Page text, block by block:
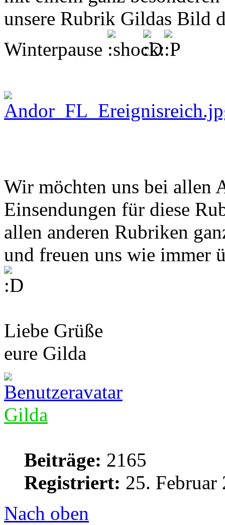
unsere Rubrik Gildas Bild
Winterpause
Wir möchten uns bei allen
Einsendungen für diese
allen anderen Rubriken
und freuen uns wie immer
Liebe Grüße
eure Gilda
Gilda
Beiträge: 2165
Registriert: 25. Februar
Nach oben